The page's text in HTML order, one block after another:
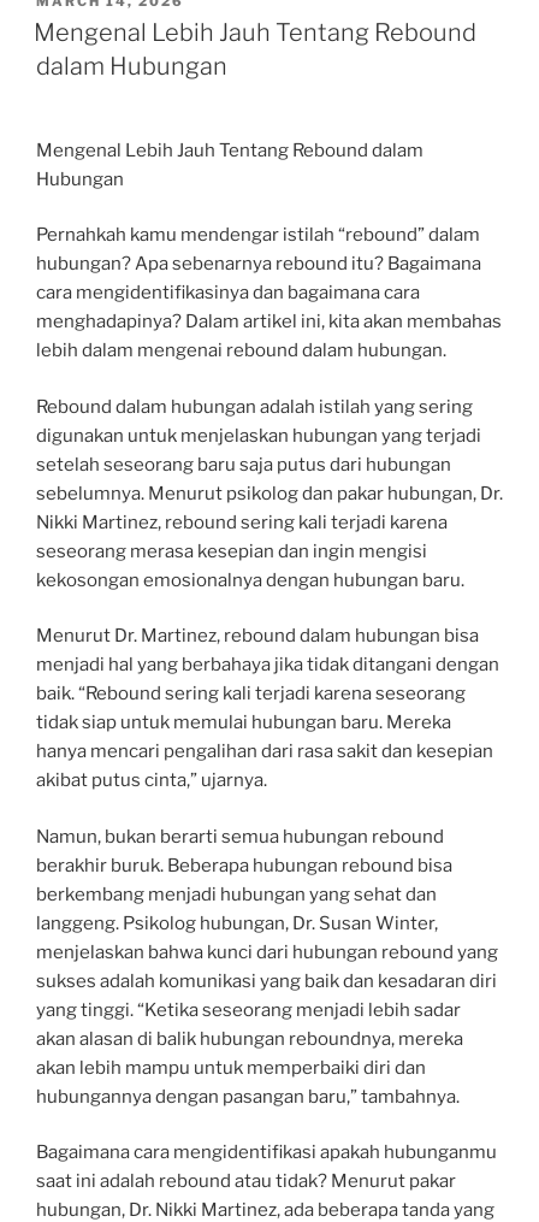
ON
Mengenal Lebih Jauh Tentang Rebound
dalam Hubungan
Mengenal Lebih Jauh Tentang Rebound dalam
Hubungan
Pernahkah kamu mendengar istilah “rebound” dalam
hubungan? Apa sebenarnya rebound itu? Bagaimana
cara mengidentifikasinya dan bagaimana cara
menghadapinya? Dalam artikel ini, kita akan membahas
lebih dalam mengenai rebound dalam hubungan.
Rebound dalam hubungan adalah istilah yang sering
digunakan untuk menjelaskan hubungan yang terjadi
setelah seseorang baru saja putus dari hubungan
sebelumnya. Menurut psikolog dan pakar hubungan, Dr.
Nikki Martinez, rebound sering kali terjadi karena
seseorang merasa kesepian dan ingin mengisi
kekosongan emosionalnya dengan hubungan baru.
Menurut Dr. Martinez, rebound dalam hubungan bisa
menjadi hal yang berbahaya jika tidak ditangani dengan
baik. “Rebound sering kali terjadi karena seseorang
tidak siap untuk memulai hubungan baru. Mereka
hanya mencari pengalihan dari rasa sakit dan kesepian
akibat putus cinta,” ujarnya.
Namun, bukan berarti semua hubungan rebound
berakhir buruk. Beberapa hubungan rebound bisa
berkembang menjadi hubungan yang sehat dan
langgeng. Psikolog hubungan, Dr. Susan Winter,
menjelaskan bahwa kunci dari hubungan rebound yang
sukses adalah komunikasi yang baik dan kesadaran diri
yang tinggi. “Ketika seseorang menjadi lebih sadar
akan alasan di balik hubungan reboundnya, mereka
akan lebih mampu untuk memperbaiki diri dan
hubungannya dengan pasangan baru,” tambahnya.
Bagaimana cara mengidentifikasi apakah hubunganmu
saat ini adalah rebound atau tidak? Menurut pakar
hubungan, Dr. Nikki Martinez, ada beberapa tanda yang